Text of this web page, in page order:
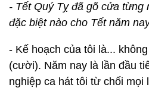
- Tết Quý Tỵ đã gõ cửa từng
đặc biệt nào cho Tết năm
- Kế hoạch của tôi là...
(cười). Năm nay là lần đầu
nghiệp ca hát tôi từ chối mọi